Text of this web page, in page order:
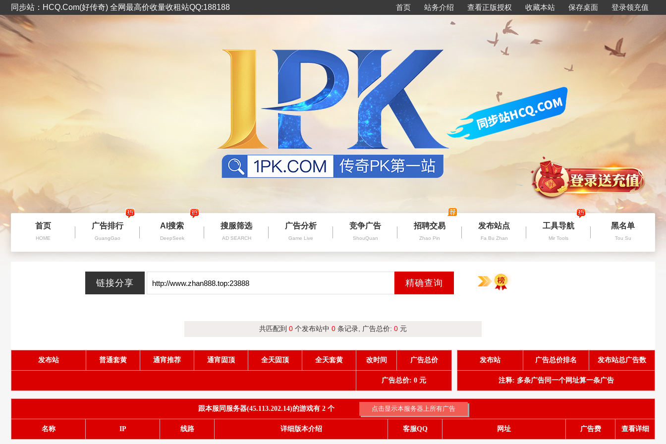
同步站：HCQ.Com(好传奇) 全网最高价收量收租站QQ:188188 首页 站务介绍 查看正版授权 收藏本站 保存桌面 登录领充值
首页
HOME
广告排行
GuangGao
AI搜索
DeepSeek
搜服筛选
AD SEARCH
广告分析
Game Live
竞争广告
ShouQuan
招聘交易
Zhao Pin
发布站点
Fa Bu Zhan
工具导航
Mir Tools
黑名单
Tou Su
共匹配到 0 个发布站中 0 条记录, 广告总价: 0 元
发布站 普通套黄 通宵推荐 通宵固顶 全天固顶 全天套黄 改时间 广告总价
广告总价: 0 元
发布站 广告总价排名 发布站总广告数
注释: 多条广告同一个网址算一条广告
跟本服同服务器(45.113.202.14)的游戏有 2 个
名称 IP 线路 详细版本介绍 客服QQ 网址 广告费 查看详细